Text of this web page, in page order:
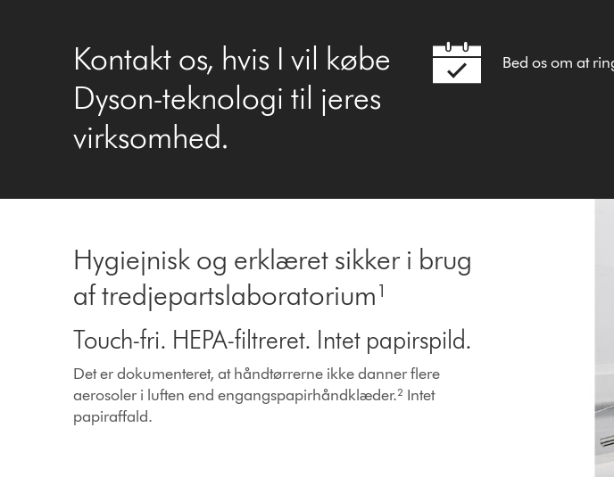
Kontakt os, hvis I vil købe
Dyson-teknologi til jeres
virksomhed.
Bed os om at
Hygiejnisk og erklæret sikker i brug
af tredjepartslaboratorium¹
Touch-fri. HEPA-filtreret. Intet papirspild.
Det er dokumenteret, at håndtørrerne ikke danner flere
aerosoler i luften end engangspapirhåndklæder.² Intet
papiraffald.